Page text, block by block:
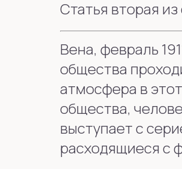
Статья вторая
Вена, февраль
общества
атмосфера в
общества,
выступает с
расходящиеся с